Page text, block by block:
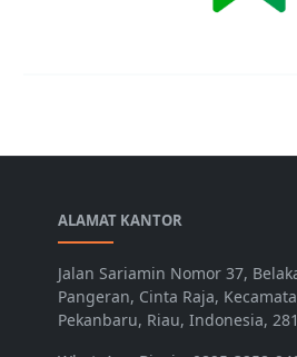
ALAMAT KANTOR
Jalan Sariamin Nomor 37,
Pangeran, Cinta Raja,
Pekanbaru, Riau, Indonesia,